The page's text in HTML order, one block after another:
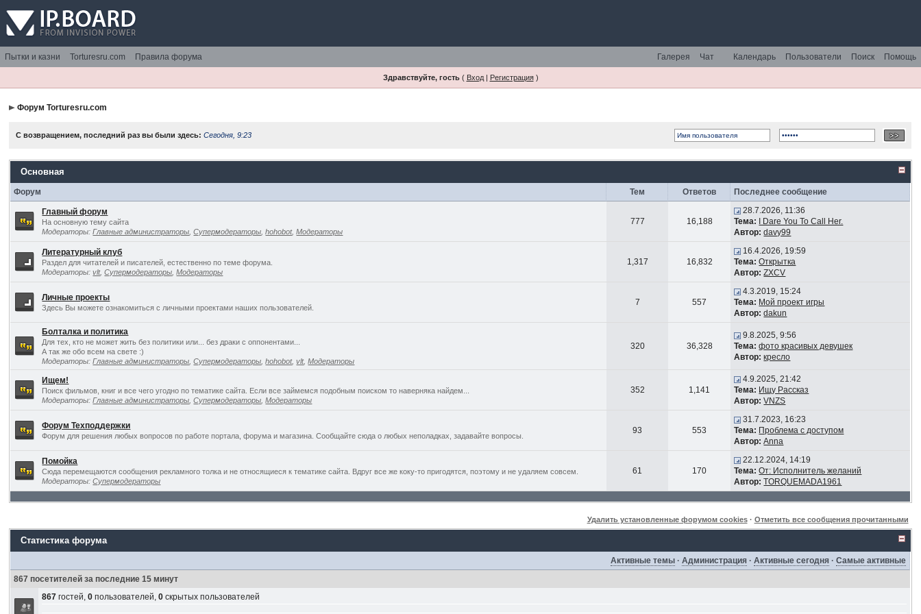
Пытки и казни Torturesru.com Правила форума Помощь
Поиск
Пользователи
Календарь
Чат
Галерея
Здравствуйте, гость( Вход| Регистрация)
Форум Torturesru.com
С возвращением, последний раз вы были здесь:Сегодня, 9:23
Основная
Форум Тем Ответов Последнее сообщение
Главный форум
На основную тему сайта
Модераторы:Главные администраторы ,Супермодераторы ,hohobot,Модераторы
777 16,188
28.7.2026, 11:36
Тема:
I Dare You To Call Her.
Автор: davy99
Литературный клуб
Раздел для читателей и писателей, естественно по теме форума.
Модераторы:vlt,Супермодераторы ,Модераторы
1,317 16,832
16.4.2026, 19:59
Тема: Открытка
Автор: ZXCV
Личные проекты
Здесь Вы можете ознакомиться с личными проектами наших пользователей.
7 557
4.3.2019, 15:24
Тема: Мой проект игры
Автор: dakun
Болталка и политика
Для тех, кто не может жить без политики или... без драки с оппонентами...
А так же обо всем на свете :)
Модераторы:Главные администраторы ,Супермодераторы ,hohobot,vlt,Модераторы
320 36,328
9.8.2025, 9:56
Тема: фото красивых девушек
Автор: кресло
Ищем!
Поиск фильмов, книг и все чего угодно по тематике сайта. Если все займемся подобным поиском то наверняка найдем...
Модераторы:Главные администраторы ,Супермодераторы ,Модераторы
352 1,141
4.9.2025, 21:42
Тема: Ищу Рассказ
Автор: VNZS
Форум Техподдержки
Форум для решения любых вопросов по работе портала, форума и магазина. Сообщайте сюда о любых неполадках, задавайте вопросы.
93 553
31.7.2023, 16:23
Тема: Проблема с доступом
Автор: Anna
Помойка
Сюда перемещаются сообщения рекламного толка и не относящиеся к тематике сайта. Вдруг все же коку-то пригодятся, поэтому и не удаляем совсем.
Модераторы:Супермодераторы
61 170
22.12.2024, 14:19
Тема: От: Исполнитель желаний
Автор: TORQUEMADA1961
Удалить установленные форумом cookies· Отметить все сообщения прочитанными
Статистика форума
Активные темы ·Администрация ·Активные сегодня ·Самые активные
867 посетителей за последние 15 минут
867 гостей,0 пользователей,0 скрытых пользователей